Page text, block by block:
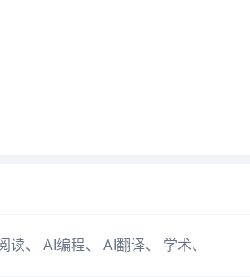
读、 AI编程、 AI翻译、 学术、